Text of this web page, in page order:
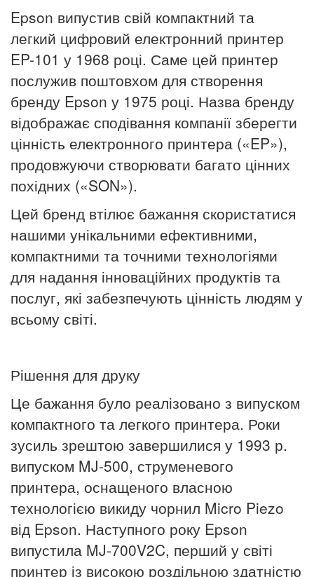
Epson випустив свій компактний та
легкий цифровий електронний принтер
EP-101 у 1968 році. Саме цей принтер
послужив поштовхом для створення
бренду Epson у 1975 році. Назва бренду
відображає сподівання компанії зберегти
цінність електронного принтера («EP»),
продовжуючи створювати багато цінних
похідних («SON»).
Цей бренд втілює бажання скористатися
нашими унікальними ефективними,
компактними та точними технологіями
для надання інноваційних продуктів та
послуг, які забезпечують цінність людям у
всьому світі.
Рішення для друку
Це бажання було реалізовано з випуском
компактного та легкого принтера. Роки
зусиль зрештою завершилися у 1993 р.
випуском MJ-500, струменевого
принтера, оснащеного власною
технологією викиду чорнил Micro Piezo
від Epson. Наступного року Epson
випустила MJ-700V2C, перший у світі
принтер із високою роздільною здатністю